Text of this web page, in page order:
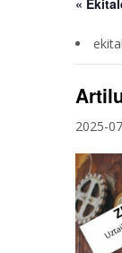
«
2025-